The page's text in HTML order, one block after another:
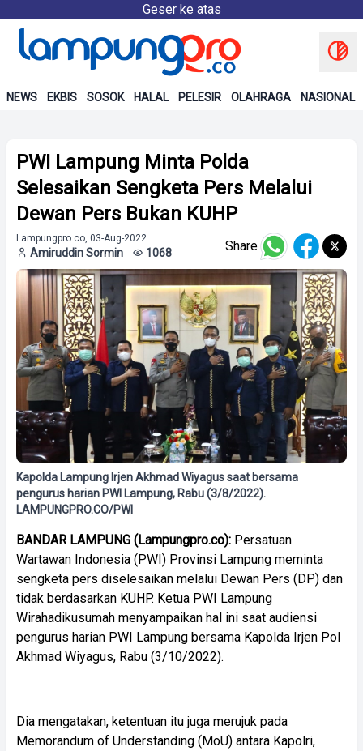
Geser ke atas
NEWS EKBIS SOSOK HALAL PELESIR OLAHRAGA NASIONAL
PWI Lampung Minta Polda
Selesaikan Sengketa Pers Melalui
Dewan Pers Bukan KUHP
Lampungpro.co, 03-Aug-2022
Amiruddin Sormin 1068 Share
Kapolda Lampung Irjen Akhmad Wiyagus saat bersama
pengurus harian PWI Lampung, Rabu (3/8/2022).
LAMPUNGPRO.CO/PWI
BANDAR LAMPUNG (Lampungpro.co): Persatuan
Wartawan Indonesia (PWI) Provinsi Lampung meminta
sengketa pers diselesaikan melalui Dewan Pers (DP) dan
tidak berdasarkan KUHP. Ketua PWI Lampung
Wirahadikusumah menyampaikan hal ini saat audiensi
pengurus harian PWI Lampung bersama Kapolda Irjen Pol
Akhmad Wiyagus, Rabu (3/10/2022).
Dia mengatakan, ketentuan itu juga merujuk pada
Memorandum of Understanding (MoU) antara Kapolri,